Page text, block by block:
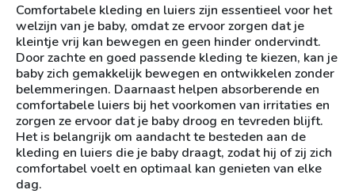
Comfortabele kleding en luiers zijn essentieel voor het
welzijn van je baby, omdat ze ervoor zorgen dat je
kleintje vrij kan bewegen en geen hinder ondervindt.
Door zachte en goed passende kleding te kiezen, kan je
baby zich gemakkelijk bewegen en ontwikkelen zonder
belemmeringen. Daarnaast helpen absorberende en
comfortabele luiers bij het voorkomen van irritaties en
zorgen ze ervoor dat je baby droog en tevreden blijft.
Het is belangrijk om aandacht te besteden aan de
kleding en luiers die je baby draagt, zodat hij of zij zich
comfortabel voelt en optimaal kan genieten van elke
dag.